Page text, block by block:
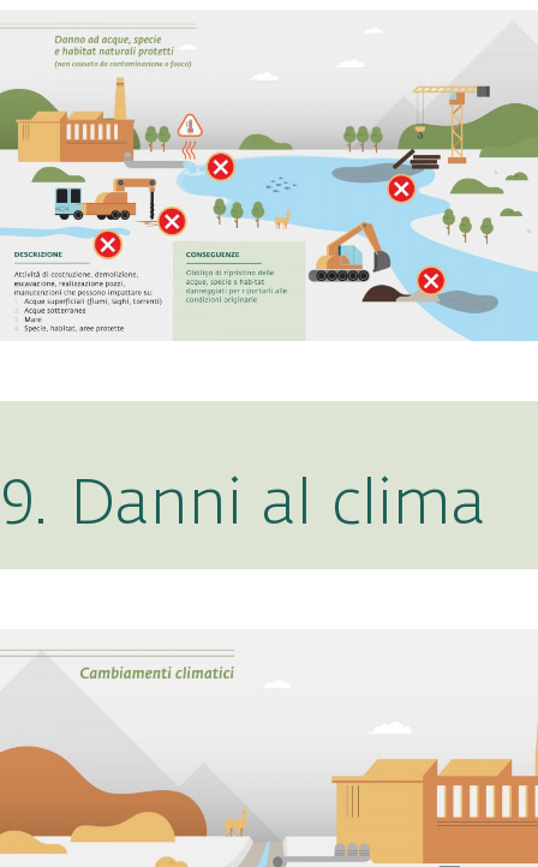
9. Danni al clima